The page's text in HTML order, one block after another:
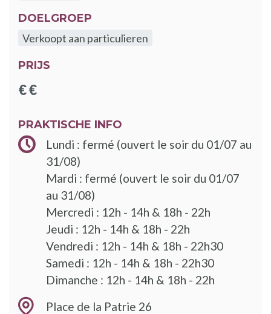
DOELGROEP
Verkoopt aan particulieren
PRIJS
PRAKTISCHE INFO
Lundi : fermé (ouvert le soir du 01/07 au
31/08)
Mardi : fermé (ouvert le soir du 01/07
au 31/08)
Mercredi : 12h - 14h & 18h - 22h
Jeudi : 12h - 14h & 18h - 22h
Vendredi : 12h - 14h & 18h - 22h30
Samedi : 12h - 14h & 18h - 22h30
Dimanche : 12h - 14h & 18h - 22h
Place de la Patrie 26